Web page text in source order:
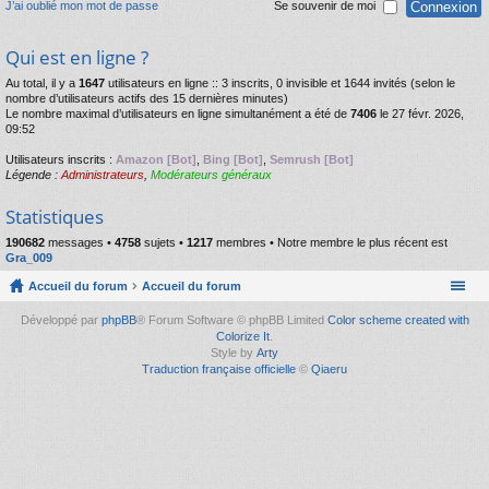
J’ai oublié mon mot de passe Se souvenir de moi
Qui est en ligne ?
Au total, il y a 1647 utilisateurs en ligne :: 3 inscrits, 0 invisible et 1644 invités (selon le
nombre d’utilisateurs actifs des 15 dernières minutes)
Le nombre maximal d’utilisateurs en ligne simultanément a été de 7406 le 27 févr. 2026,
09:52
Utilisateurs inscrits : Amazon [Bot] Bing [Bot] Semrush [Bot]
Légende : Administrateurs Modérateurs généraux
Statistiques
190682 messages • 4758 sujets • 1217 membres • Notre membre le plus récent est
Gra_009
Accueil du forum Accueil du forum
Développé par phpBB® Forum Software © phpBB Limited Color scheme created with
Colorize It.
Style by Arty
Traduction française officielle © Qiaeru